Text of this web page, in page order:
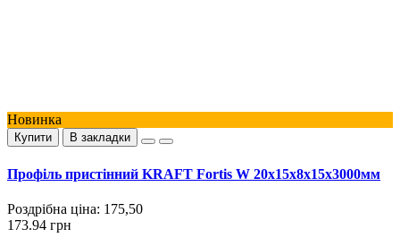
Новинка
Купити В закладки
Профіль пристінний KRAFT Fortis W 20х15х8х15х3000мм
Роздрібна ціна: 175,50
173.94 грн